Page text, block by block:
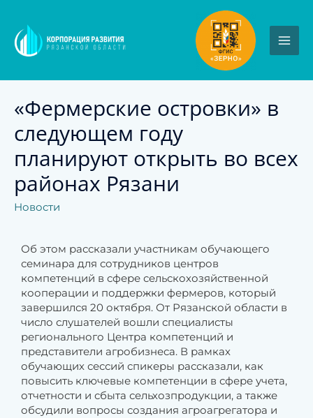
«Фермерские островки» в
следующем году
планируют открыть во всех
районах Рязани
Новости
Об этом рассказали участникам обучающего
семинара для сотрудников центров
компетенций в сфере сельскохозяйственной
кооперации и поддержки фермеров, который
завершился 20 октября. От Рязанской области в
число слушателей вошли специалисты
регионального Центра компетенций и
представители агробизнеса. В рамках
обучающих сессий спикеры рассказали, как
повысить ключевые компетенции в сфере учета,
отчетности и сбыта сельхозпродукции, а также
обсудили вопросы создания агроагрегатора и